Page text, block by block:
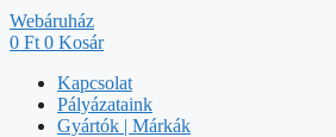
Webáruház
0 Ft 0 Kosár
Kapcsolat
Pályázataink
Gyártók | Márkák